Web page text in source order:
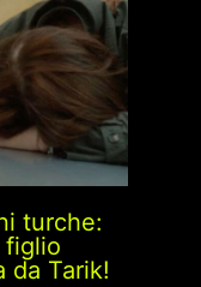
turche:
figlio
da Tarik!